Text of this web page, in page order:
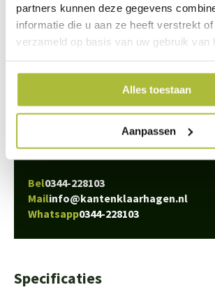
partners kunnen deze gegevens
informatie die u aan ze heeft verstrekt
verzameld op basis van uw gebruik van
Alles toestaan
Aanpassen
We staan voor je klaar
team!
Start chat
Bel0344-228103
Mailinfo@kantenklaarhagen.nl
Whatsapp0344-228103
Specificaties